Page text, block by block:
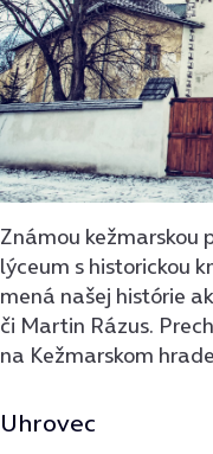
Známou kežmarskou
lýceum s historickou
mená našej histórie
či Martin Rázus.
na Kežmarskom
Uhrovec